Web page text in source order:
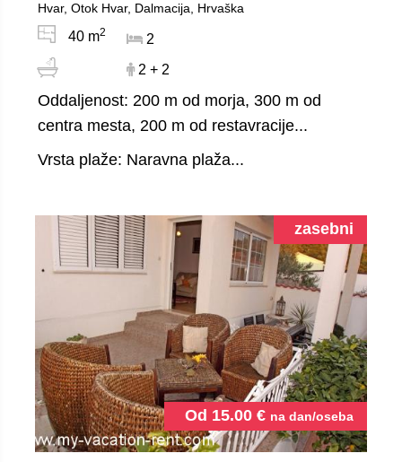
Hvar, Otok Hvar, Dalmacija, Hrvaška
40 m2
2
2 + 2
Oddaljenost: 200 m od morja, 300 m od
centra mesta, 200 m od restavracije...
Vrsta plaže: Naravna plaža...
Od 15.00 € na dan/oseba
zasebni